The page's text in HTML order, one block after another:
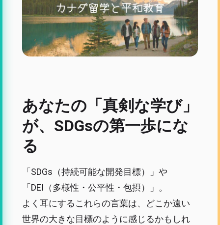
あなたの「真剣な学び」
が、SDGsの第一歩にな
る
「SDGs（持続可能な開発目標）」や
「DEI（多様性・公平性・包摂）」。
よく耳にするこれらの言葉は、どこか遠い
世界の大きな目標のように感じるかもしれ